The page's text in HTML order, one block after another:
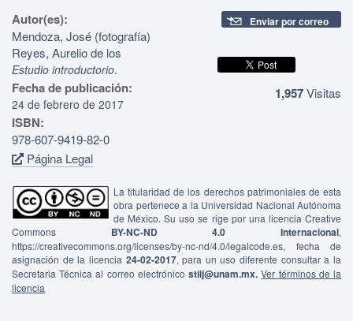
Autor(es):
Mendoza, José (fotografía)
Reyes, Aurelio de los
Estudio introductorio.
Fecha de publicación:
24 de febrero de 2017
ISBN:
978-607-9419-82-0
Página Legal
Enviar por correo
1,957Visitas
La titularidad de los derechos patrimoniales de esta
obra pertenece a la Universidad Nacional Autónoma
de México. Su uso se rige por una licencia Creative
Commons BY-NC-ND 4.0 Internacional,
https://creativecommons.org/licenses/by-nc-nd/4.0/legalcode.es, fecha de
asignación de la licencia 24-02-2017, para un uso diferente consultar a la
Secretaria Técnica al correo electrónicostiij@unam.mx. Ver términos de la
licencia